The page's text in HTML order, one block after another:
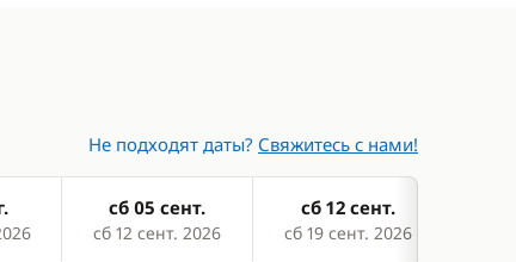
Не подходят даты? Свяжитесь с нами!
сб 05 сент.
сб 12 сент. 2026
сб 12 сент.
сб 19 сент. 2026